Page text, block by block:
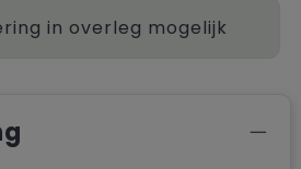
in overleg mogelijk